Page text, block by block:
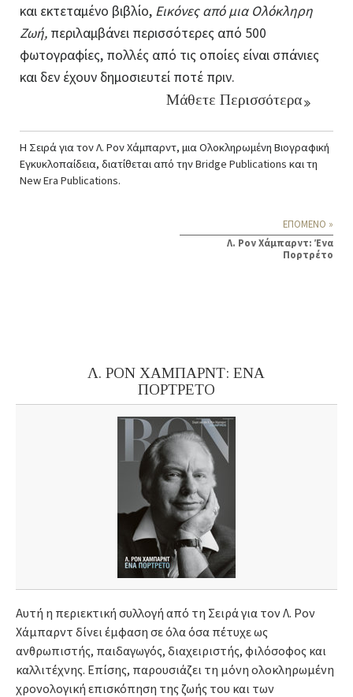
και εκτεταμένο βιβλίο, Εικόνες από μια Ολόκληρη
Ζωή, περιλαμβάνει περισσότερες από 500
φωτογραφίες, πολλές από τις οποίες είναι σπάνιες
και δεν έχουν δημοσιευτεί ποτέ πριν.
Μάθετε Περισσότερα
Η Σειρά για τον Λ. Ρον Χάμπαρντ, μια Ολοκληρωμένη Βιογραφική
Εγκυκλοπαίδεια, διατίθεται από τηνBridge Publicationsκαι τη
New Era Publications.
ΕΠΟΜΕΝΟ »
Λ. Ρον Χάμπαρντ: Ένα
Πορτρέτο
Λ. ΡΟΝ ΧΑΜΠΑΡΝΤ: ΕΝΑ
ΠΟΡΤΡΕΤΟ
Αυτή η περιεκτική συλλογή από τη Σειρά για τον Λ. Ρον
Χάμπαρντ δίνει έμφαση σε όλα όσα πέτυχε ως
ανθρωπιστής, παιδαγωγός, διαχειριστής, φιλόσοφος και
καλλιτέχνης. Επίσης, παρουσιάζει τη μόνη ολοκληρωμένη
χρονολογική επισκόπηση της ζωής του και των